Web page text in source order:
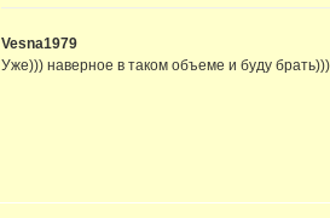
Vesna1979
Уже))) наверное в таком объеме и буду брать)))